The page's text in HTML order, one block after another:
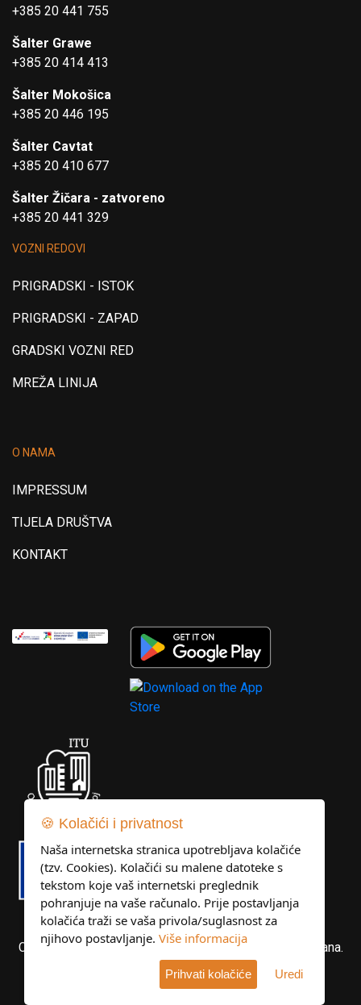
+385 20 441 755
Šalter Grawe
+385 20 414 413
Šalter Mokošica
+385 20 446 195
Šalter Cavtat
+385 20 410 677
Šalter Žičara - zatvoreno
+385 20 441 329
VOZNI REDOVI
PRIGRADSKI - ISTOK
PRIGRADSKI - ZAPAD
GRADSKI VOZNI RED
MREŽA LINIJA
O NAMA
IMPRESSUM
TIJELA DRUŠTVA
KONTAKT
Copyright © Libertas Dubrovnik d.o.o. Sva prava pridržana.
Developed by KlikIT
🍪 Kolačići i privatnost
Naša internetska stranica upotrebljava kolačiće
(tzv. Cookies). Kolačići su malene datoteke s
tekstom koje vaš internetski preglednik
pohranjuje na vaše računalo. Prije postavljanja
kolačića traži se vaša privola/suglasnost za
njihovo postavljanje. Više informacija
Prihvati kolačiće Uredi